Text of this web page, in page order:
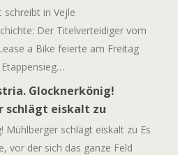
schreibt in Vejle
Der Titelverteidiger vom
a Bike feierte am Freitag
Glocknerkönig!
schlägt eiskalt zu
Mühlberger schlägt eiskalt zu Es
vor der sich das ganze Feld